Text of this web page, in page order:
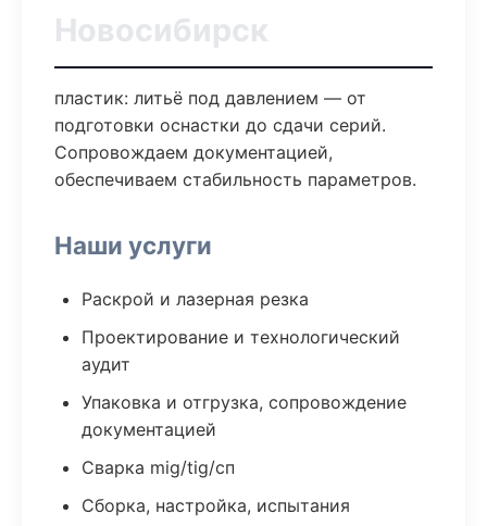
Новосибирск
пластик: литьё под давлением — от
подготовки оснастки до сдачи серий.
Сопровождаем документацией,
обеспечиваем стабильность параметров.
Наши услуги
Раскрой и лазерная резка
Проектирование и технологический
аудит
Упаковка и отгрузка, сопровождение
документацией
Сварка mig/tig/сп
Сборка, настройка, испытания